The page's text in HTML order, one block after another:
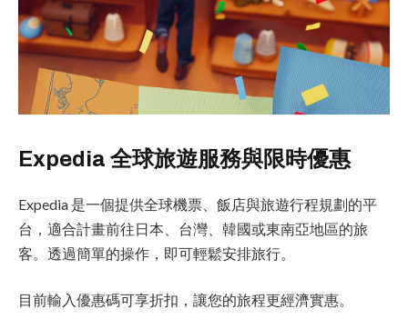
Expedia 全球旅遊服務與限時優惠
Expedia 是一個提供全球機票、飯店與旅遊行程規劃的平
台，適合計畫前往日本、台灣、韓國或東南亞地區的旅
客。透過簡單的操作，即可輕鬆安排旅行。
目前輸入優惠碼可享折扣，讓您的旅程更經濟實惠。